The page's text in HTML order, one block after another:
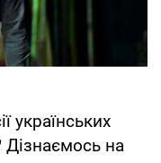
українських
Дізнаємось на